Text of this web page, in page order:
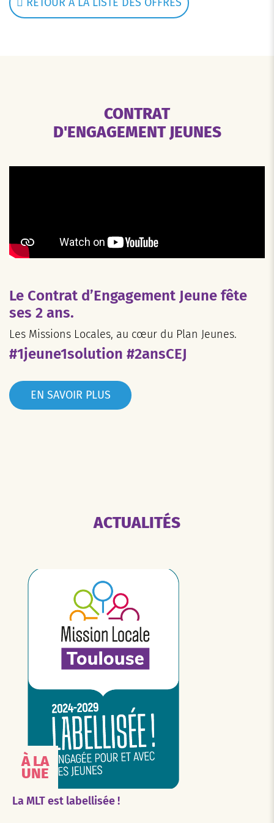
CONTRAT
D'ENGAGEMENT JEUNES
Le Contrat d’Engagement Jeune fête
ses 2 ans.
Les Missions Locales, au cœur du Plan Jeunes.
#1jeune1solution #2ansCEJ
EN SAVOIR PLUS
ACTUALITÉS
À LA
UNE
La MLT est labellisée !